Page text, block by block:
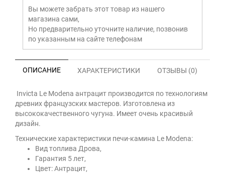
Вы можете забрать этот товар из нашего
магазина сами,
Но предварительно уточните наличие, позвонив
по указанным на сайте телефонам
ОПИСАНИЕ ХАРАКТЕРИСТИКИ ОТЗЫВЫ (0)
Invicta Le Modena антрацит производится по технологиям
древних французских мастеров. Изготовлена из
высококачественного чугуна. Имеет очень красивый
дизайн.
Технические характеристики печи-камина Le Modena:
Вид топлива Дрова,
Гарантия 5 лет,
Цвет: Антрацит,